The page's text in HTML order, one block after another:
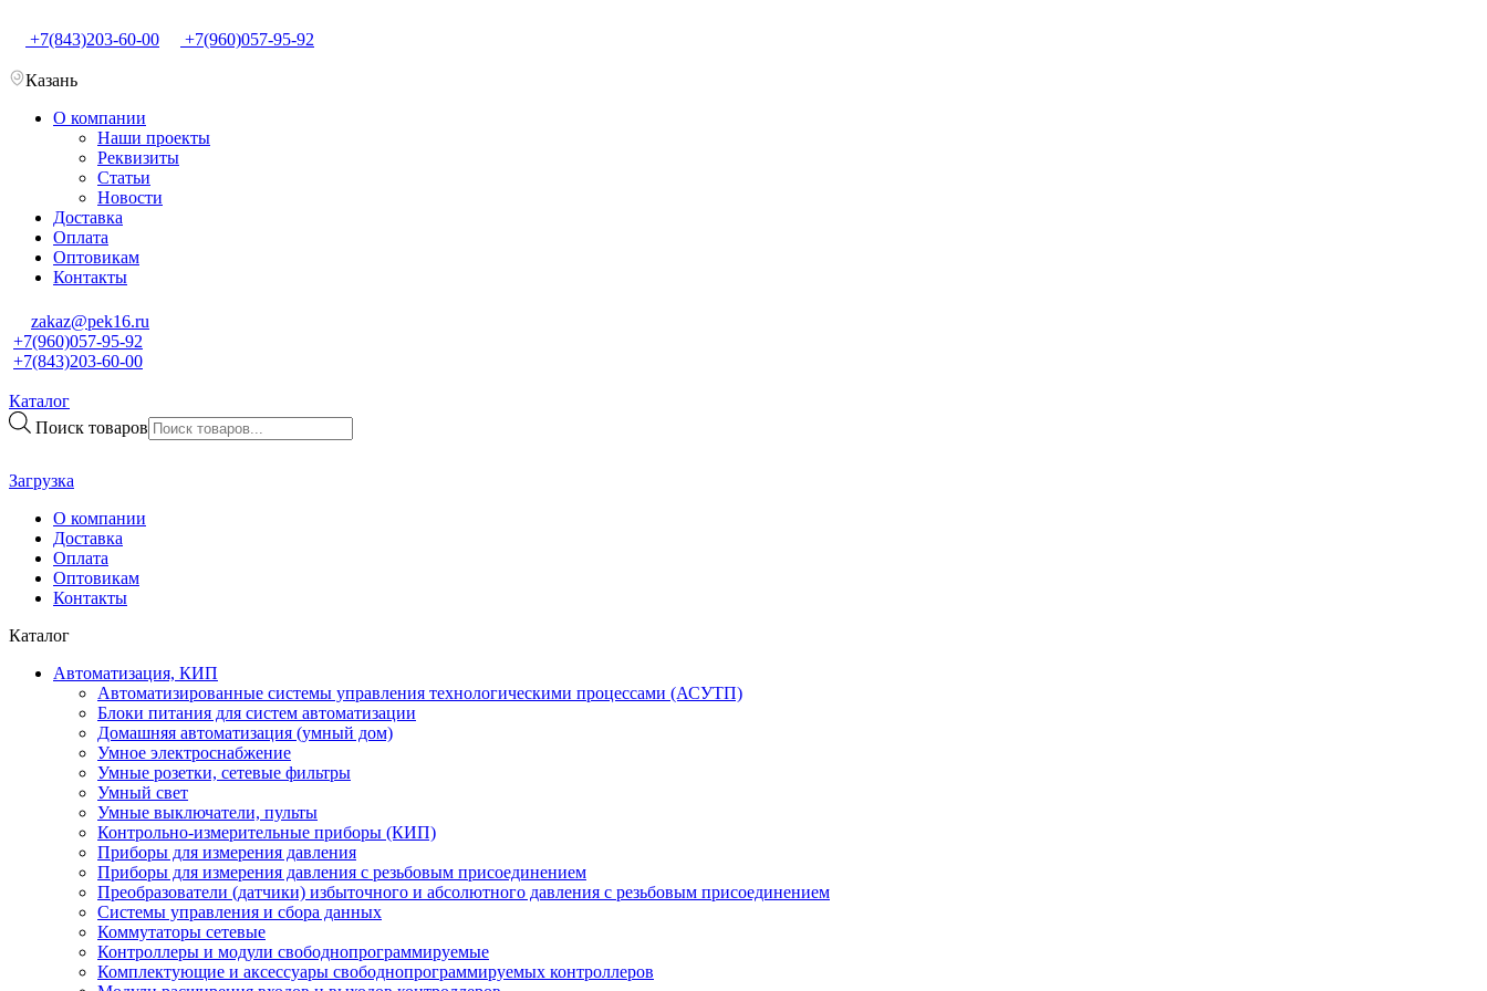
+7(843)203-60-00 +7(960)057-95-92
Казань
О компании
Наши проекты
Реквизиты
Статьи
Новости
Доставка
Оплата
Оптовикам
Контакты
zakaz@pek16.ru
+7(960)057-95-92
+7(843)203-60-00
Каталог
Поиск товаров
Загрузка
О компании
Доставка
Оплата
Оптовикам
Контакты
Каталог
Автоматизация, КИП
Автоматизированные системы управления технологическими процессами (АСУТП)
Блоки питания для систем автоматизации
Домашняя автоматизация (умный дом)
Умное электроснабжение
Умные розетки, сетевые фильтры
Умный свет
Умные выключатели, пульты
Контрольно-измерительные приборы (КИП)
Приборы для измерения давления
Приборы для измерения давления с резьбовым присоединением
Преобразователи (датчики) избыточного и абсолютного давления с резьбовым присоединением
Системы управления и сбора данных
Коммутаторы сетевые
Контроллеры и модули свободнопрограммируемые
Комплектующие и аксессуары свободнопрограммируемых контроллеров